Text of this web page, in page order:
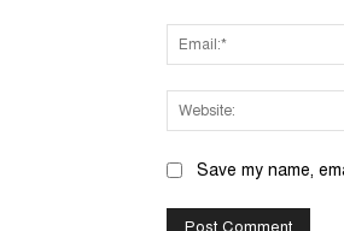
Save my name,